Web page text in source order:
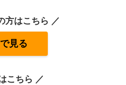
方はこちら ／
見る
こちら ／